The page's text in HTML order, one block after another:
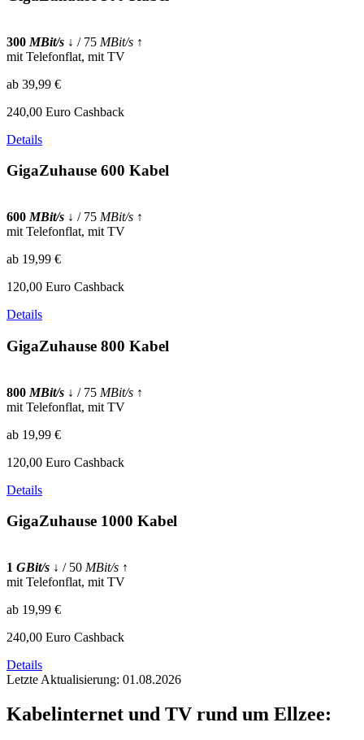
300 MBit/s ↓ / 75 MBit/s ↑
mit Telefonflat, mit TV
ab 39,99 €
240,00 Euro Cashback
Details
GigaZuhause 600 Kabel
600 MBit/s ↓ / 75 MBit/s ↑
mit Telefonflat, mit TV
ab 19,99 €
120,00 Euro Cashback
Details
GigaZuhause 800 Kabel
800 MBit/s ↓ / 75 MBit/s ↑
mit Telefonflat, mit TV
ab 19,99 €
120,00 Euro Cashback
Details
GigaZuhause 1000 Kabel
1 GBit/s ↓ / 50 MBit/s ↑
mit Telefonflat, mit TV
ab 19,99 €
240,00 Euro Cashback
Details
Letzte Aktualisierung: 01.08.2026
Kabelinternet und TV rund um Ellzee: